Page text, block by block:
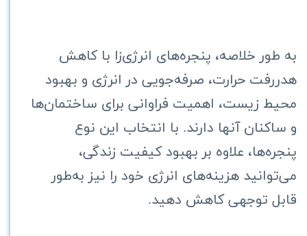
به طور خلاصه، پنجره‌های انرژی‌زا با کاهش
هدررفت حرارت، صرفه‌جویی در انرژی و بهبود
محیط زیست، اهمیت فراوانی برای ساختمان‌ها
و ساکنان آنها دارند. با انتخاب این نوع
پنجره‌ها، علاوه بر بهبود کیفیت زندگی،
می‌توانید هزینه‌های انرژی خود را نیز به‌طور
قابل توجهی کاهش دهید.